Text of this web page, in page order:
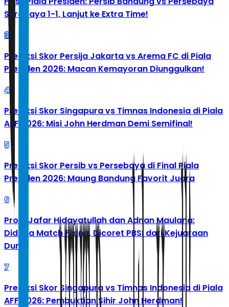
Surabaya 1-1, Lanjut ke Extra Time!
3
Prediksi Skor Persija Jakarta vs Arema FC di Piala
Presiden 2026: Macan Kemayoran Diunggulkan!
4
Prediksi Skor Singapura vs Timnas Indonesia di Piala
AFF 2026: Misi John Herdman Demi Semifinal!
5
Prediksi Skor Persib vs Persebaya di Final Piala
Presiden 2026: Maung Bandung Favorit Juara
6
Profil Jafar Hidayatullah dan Adnan Maulana:
Diduga Match Fixing, Dicoret PBSI dari Kejuaraan
Dunia
7
Prediksi Skor Singapura vs Timnas Indonesia di Piala
AFF 2026: Pembuktian Sihir John Herdman!